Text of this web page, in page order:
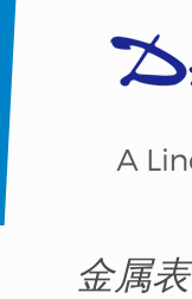
Skip
to
content
金属